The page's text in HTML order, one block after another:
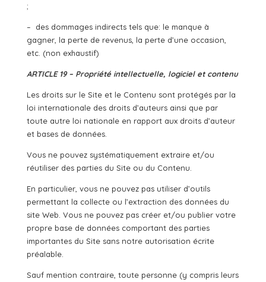
;
– des dommages indirects tels que: le manque à
gagner, la perte de revenus, la perte d’une occasion,
etc. (non exhaustif)
ARTICLE 19 – Propriété intellectuelle, logiciel et contenu
Les droits sur le Site et le Contenu sont protégés par la
loi internationale des droits d’auteurs ainsi que par
toute autre loi nationale en rapport aux droits d’auteur
et bases de données.
Vous ne pouvez systématiquement extraire et/ou
réutiliser des parties du Site ou du Contenu.
En particulier, vous ne pouvez pas utiliser d’outils
permettant la collecte ou l’extraction des données du
site Web. Vous ne pouvez pas créer et/ou publier votre
propre base de données comportant des parties
importantes du Site sans notre autorisation écrite
préalable.
Sauf mention contraire, toute personne (y compris leurs